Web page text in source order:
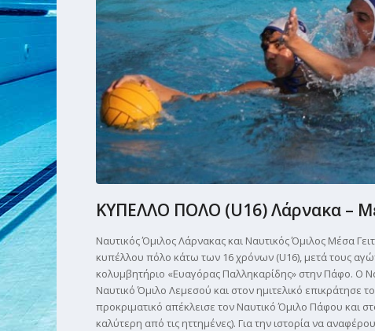
ΚΥΠΕΛΛΟ ΠΟΛΟ (U16) Λάρνακα –
Ναυτικός Όμιλος Λάρνακας και Ναυτικός Όμιλος Μέσα
κυπέλλου πόλο κάτω των 16 χρόνων (U16), μετά τους
κολυμβητήριο «Ευαγόρας Παλληκαρίδης» στην Πάφο. Ο
Ναυτικό Όμιλο Λεμεσού και στον ημιτελικό επικράτησε
προκριματικό απέκλεισε τον Ναυτικό Όμιλο Πάφου και
καλύτερη από τις ηττημένες). Για την ιστορία να